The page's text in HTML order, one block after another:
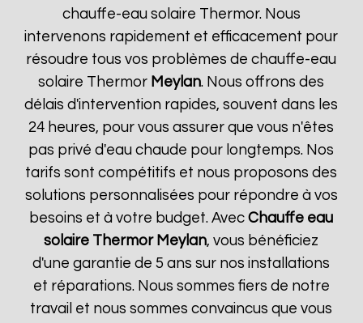
chauffe-eau solaire Thermor. Nous
intervenons rapidement et efficacement pour
résoudre tous vos problèmes de chauffe-eau
solaire Thermor Meylan. Nous offrons des
délais d'intervention rapides, souvent dans les
24 heures, pour vous assurer que vous n'êtes
pas privé d'eau chaude pour longtemps. Nos
tarifs sont compétitifs et nous proposons des
solutions personnalisées pour répondre à vos
besoins et à votre budget. AvecChauffe eau
solaire Thermor Meylan, vous bénéficiez
d'une garantie de 5 ans sur nos installations
et réparations. Nous sommes fiers de notre
travail et nous sommes convaincus que vous